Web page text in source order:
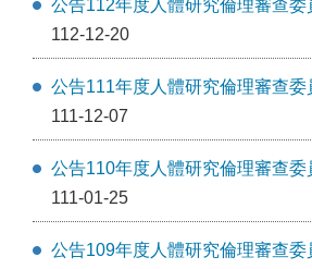
公告112年度人體研究倫理審查
112-12-20
公告111年度人體研究倫理審查
111-12-07
公告110年度人體研究倫理審查
111-01-25
公告109年度人體研究倫理審查